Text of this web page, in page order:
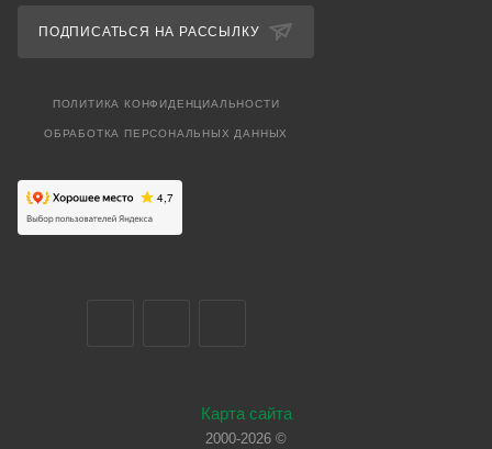
ПОДПИСАТЬСЯ НА РАССЫЛКУ
ПОЛИТИКА КОНФИДЕНЦИАЛЬНОСТИ
ОБРАБОТКА ПЕРСОНАЛЬНЫХ ДАННЫХ
Карта сайта
2000-2026 ©